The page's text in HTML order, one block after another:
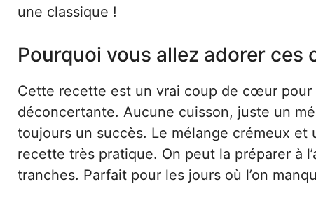
une classique !
Pourquoi vous allez adorer ces
Cette recette est un vrai coup de cœur pour
déconcertante. Aucune cuisson, juste un
toujours un succès. Le mélange crémeux et
recette très pratique. On peut la préparer à
tranches. Parfait pour les jours où l’on